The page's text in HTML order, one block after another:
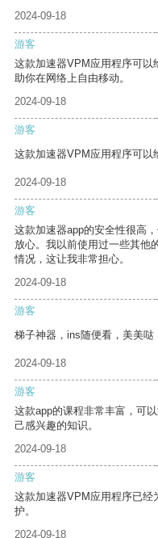
2024-09-18
游客
这款加速器VPM应用程序可以
助你在网络上自由移动。
2024-09-18
游客
这款加速器VPM应用程序可以
2024-09-18
游客
这款加速器app的安全性很高
放心。我以前使用过一些其他
情况，这让我非常担心。
2024-09-18
游客
梯子神器，ins随便看，美美哒
2024-09-18
游客
这款app的课程非常丰富，可
己感兴趣的知识。
2024-09-18
游客
这款加速器VPM应用程序已经
护。
2024-09-18